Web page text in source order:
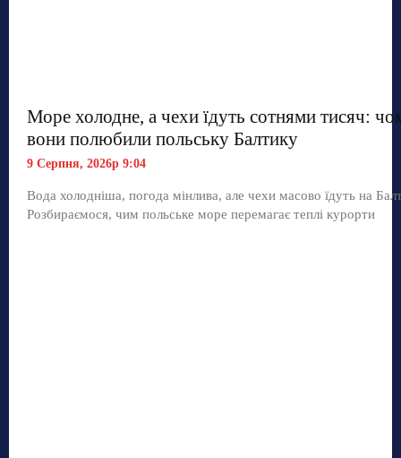
Море холодне, а чехи їдуть сотнями тисяч:
вони полюбили польську Балтику
9 Серпня, 2026р 9:04
Вода холодніша, погода мінлива, але чехи масово їдуть на
Розбираємося, чим польське море перемагає теплі курорти